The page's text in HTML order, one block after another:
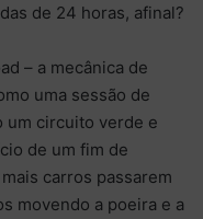
de 24 horas, afinal?
– a mecânica de
uma sessão de
um circuito verde e
de um fim de
carros passarem
movendo a poeira e a